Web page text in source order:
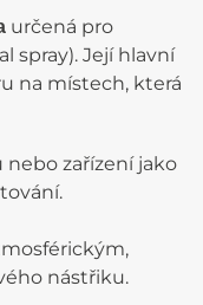
určená pro
spray). Její hlavní
na místech, která
zařízení jako
nástřiku.